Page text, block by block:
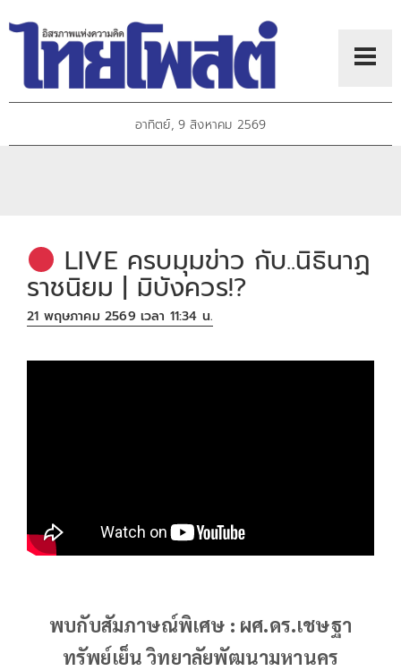
อาทิตย์, 9 สิงหาคม 2569
LIVE ครบมุมข่าว กับ..นิธินาฏ
ราชนิยม | มิบังควร!?
21 พฤษภาคม 2569 เวลา 11:34 น.
พบกับสัมภาษณ์พิเศษ : ผศ.ดร.เชษฐา
ทรัพย์เย็น วิทยาลัยพัฒนามหานคร